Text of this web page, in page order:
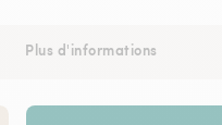
Plus d'informations